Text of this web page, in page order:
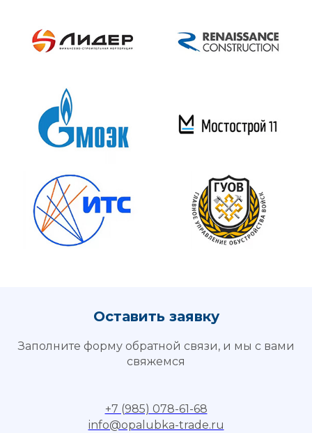
Оставить заявку
Заполните форму обратной связи, и мы с вами
свяжемся
+7 (985) 078-61-68
info@opalubka-trade.ru